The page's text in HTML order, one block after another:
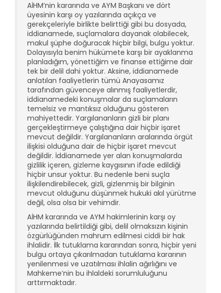
AİHM’nin kararında ve AYM Başkanı ve dört
üyesinin karşı oy yazılarında açıkça ve
gerekçeleriyle birlikte belirttiği gibi bu dosyada,
iddianamede, suçlamalara dayanak olabilecek,
makul şüphe doğuracak hiçbir bilgi, bulgu yoktur.
Dolayısıyla benim hükümete karşı bir ayaklanma
planladığım, yönettiğim ve finanse ettiğime dair
tek bir delil dahi yoktur. Aksine, iddianamede
anlatılan faaliyetlerin tümü Anayasamız
tarafından güvenceye alınmış faaliyetlerdir,
iddianamedeki konuşmalar da suçlamaların
temelsiz ve mantıksız olduğunu gösteren
mahiyettedir. Yargılananların gizli bir planı
gerçekleştirmeye çalıştığına dair hiçbir işaret
mevcut değildir. Yargılananların aralarında örgüt
ilişkisi olduğuna dair de hiçbir işaret mevcut
değildir. İddianamede yer alan konuşmalarda
gizlilik içeren, gizleme kaygısının ifade edildiği
hiçbir unsur yoktur. Bu nedenle beni suçla
ilişkilendirebilecek, gizli, gizlenmiş bir bilginin
mevcut olduğunu düşünmek hukuki akıl yürütme
değil, olsa olsa bir vehimdir.
AİHM kararında ve AYM hakimlerinin karşı oy
yazılarında belirtildiği gibi, delil olmaksızın kişinin
özgürlüğünden mahrum edilmesi ciddi bir hak
ihlalidir. İlk tutuklama kararından sonra, hiçbir yeni
bulgu ortaya çıkarılmadan tutuklama kararının
yenilenmesi ve uzatılması ihlalin ağırlığını ve
Mahkeme’nin bu ihlaldeki sorumluluğunu
arttırmaktadır.